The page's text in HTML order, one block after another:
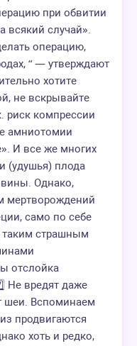
при обвитии
всякий случай».
операцию,
“ — утверждают
хотите
не вскрывайте
риск компрессии
амниотомии
И все же многих
(удушья) плода
Однако,
мертворождений
само по себе
таким страшным
отслойка
Не вредят даже
шеи. Вспоминаем
продвигаются
хоть и редко,